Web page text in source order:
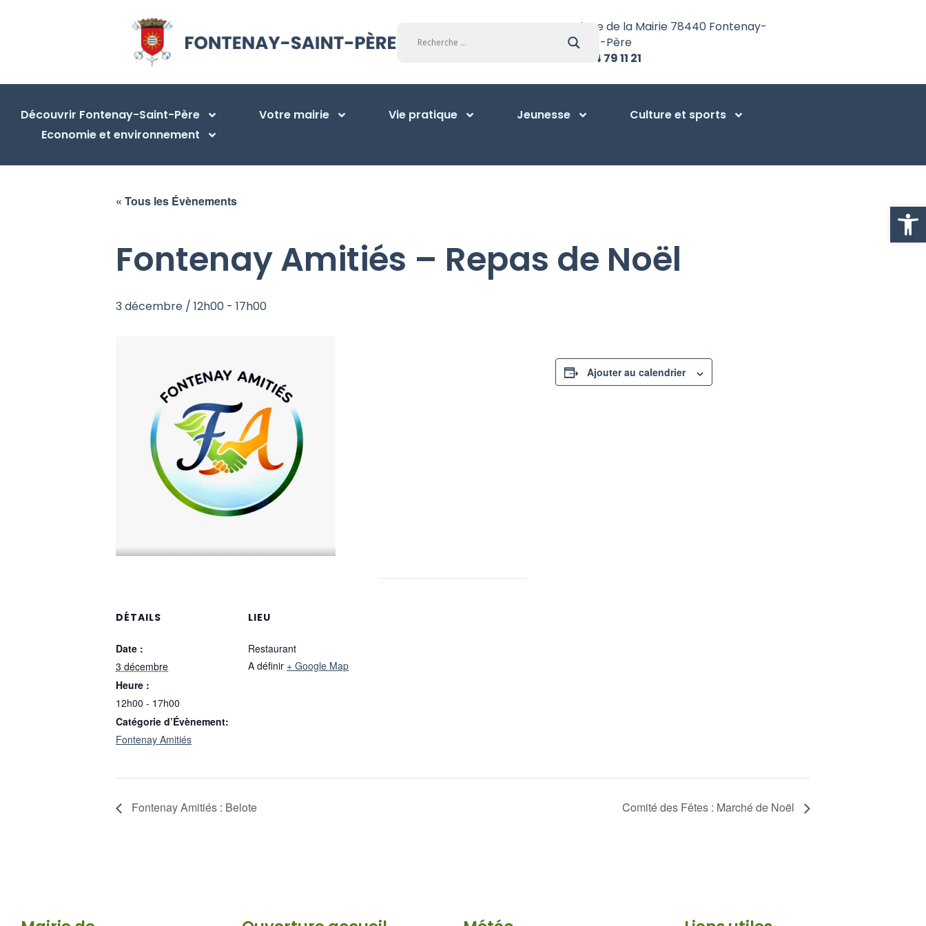
Ouvrir
Place de la Mairie 78440 Fontenay-
Saint-Père
01 34 79 11 21
Découvrir Fontenay-Saint-Père Votre mairie Vie pratique Jeunesse
Culture et sports
Economie et environnement
« Tous les Évènements
Fontenay Amitiés – Repas de Noël
3 décembre / 12h00 - 17h00
Ajouter au calendrier
DÉTAILS
Date :
3 décembre
Heure :
12h00 - 17h00
Catégorie d’Évènement:
Fontenay Amitiés
LIEU
Restaurant
A définir + Google Map
Fontenay Amitiés : Belote Comité des Fêtes : Marché de Noël